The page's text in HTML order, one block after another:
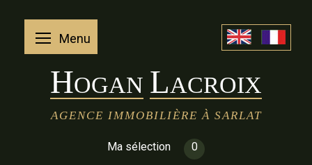
Menu
HOGAN LACROIX
AGENCE IMMOBILIÈRE À SARLAT
Ma sélection 0